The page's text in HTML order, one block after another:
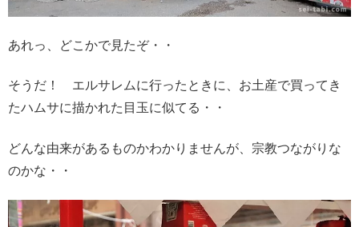
あれっ、どこかで見たぞ・・
そうだ！ エルサレムに行ったときに、お土産で買ってき
たハムサに描かれた目玉に似てる・・
どんな由来があるものかわかりませんが、宗教つながりな
のかな・・